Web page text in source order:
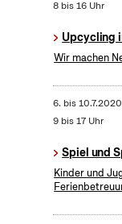
8 bis 16 Uhr
Upcycling
Wir machen
6. bis10.7.2020
9 bis 17 Uhr
Spiel und
Kinder und